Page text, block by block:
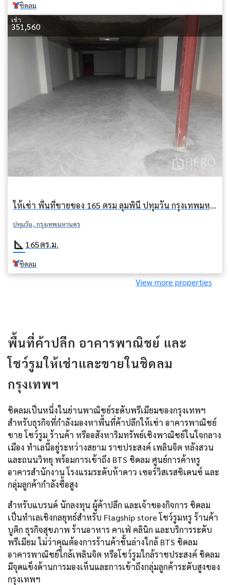
ชิดลม
เช่า
351,560
ให้เช่า พื้นที่ขายของ 165 ตรม ลุมพินี ปทุมวัน กรุงเทพมหานคร BTS ชิดลม
ปทุมวัน, กรุงเทพมหานคร
square_foot 165ตร.ม.
ชิดลม
View more properties
พื้นที่ค้าปลีก อาคารพาณิชย์ และ
โชว์รูมให้เช่าและขายในชิดลม
กรุงเทพฯ
ชิดลมเป็นหนึ่งในย่านพาณิชย์ระดับพรีเมียมของกรุงเทพฯ
สำหรับธุรกิจที่กำลังมองหาพื้นที่ค้าปลีกให้เช่า อาคารพาณิชย์
ขาย โชว์รูม ร้านค้า หรืออสังหาริมทรัพย์เชิงพาณิชย์ในใจกลาง
เมือง ทำเลนี้อยู่ระหว่างสยาม ราชประสงค์ เพลินจิต หลังสวน
และถนนวิทยุ พร้อมการเข้าถึง BTS ชิดลม ศูนย์การค้าหรู
อาคารสำนักงาน โรงแรมระดับห้าดาว เซอร์วิสเรสซิเดนซ์ และ
กลุ่มลูกค้ากำลังซื้อสูง
สำหรับแบรนด์ นักลงทุน ผู้ค้าปลีก และเจ้าของกิจการ ชิดลม
เป็นทำเลเชิงกลยุทธ์สำหรับ Flagship store โชว์รูมหรู ร้านค้า
บูติก ธุรกิจสุขภาพ ร้านอาหาร คาเฟ่ คลินิก และบริการระดับ
พรีเมียม ไม่ว่าคุณต้องการร้านค้าชั้นล่างใกล้ BTS ชิดลม
อาคารพาณิชย์ใกล้เพลินจิต หรือโชว์รูมใกล้ราชประสงค์ ชิดลม
มีจุดแข็งด้านการมองเห็นและการเข้าถึงกลุ่มลูกค้าระดับสูงของ
กรุงเทพฯ